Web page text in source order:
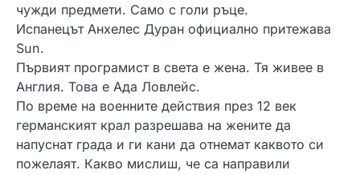
чужди предмети. Само с голи ръце.
Испанецът Анхелес Дуран официално притежава
Sun.
Първият програмист в света е жена. Тя живее в
Англия. Това е Ада Ловлейс.
По време на военните действия през 12 век
германският крал разрешава на жените да
напуснат града и ги кани да отнемат каквото си
пожелаят. Какво мислиш, че са направили